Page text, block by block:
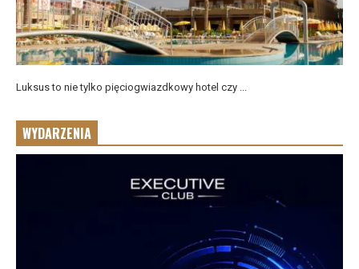
Luksus to nie tylko pięciogwiazdkowy hotel czy ...
WYDARZENIA